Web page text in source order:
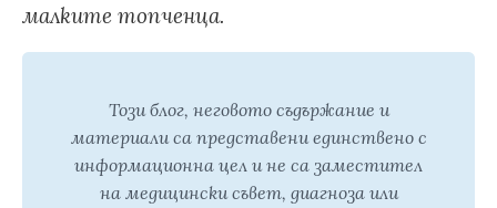
малките топченца.
Този блог, неговото съдържание и
материали са представени единствено с
информационна цел и не са заместител
на медицински съвет, диагноза или